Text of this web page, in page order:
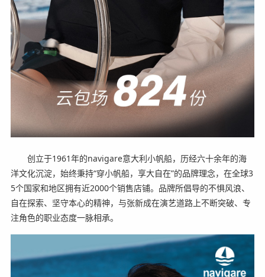
创立于1961年的navigare意大利小帆船，历经六十余年的海
洋文化沉淀，始终秉持“穿小帆船，享大自在”的品牌理念，在全球3
5个国家和地区拥有近2000个销售店铺。品牌所倡导的不惧风浪、
自在探索、坚守本心的精神，与张新成在演艺道路上不断突破、专
注角色的职业态度一脉相承。